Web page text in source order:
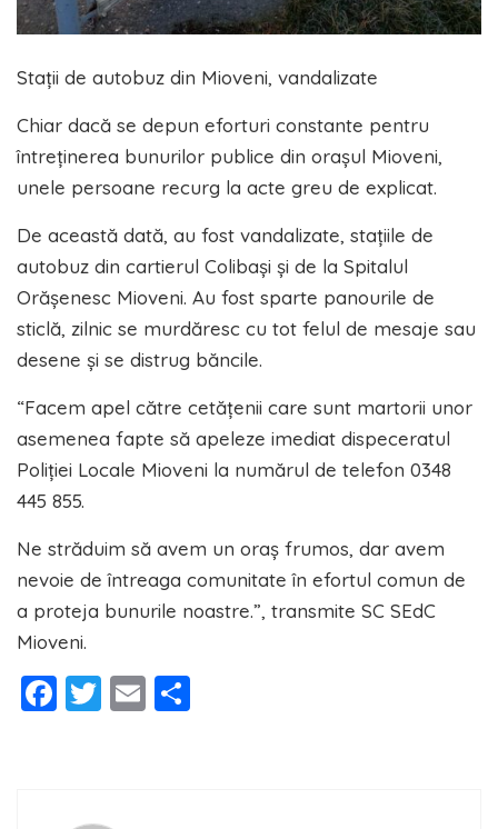
Stații de autobuz din Mioveni, vandalizate
Chiar dacă se depun eforturi constante pentru
întreținerea bunurilor publice din orașul Mioveni,
unele persoane recurg la acte greu de explicat.
De această dată, au fost vandalizate, stațiile de
autobuz din cartierul Colibași și de la Spitalul
Orășenesc Mioveni. Au fost sparte panourile de
sticlă, zilnic se murdăresc cu tot felul de mesaje sau
desene și se distrug băncile.
“Facem apel către cetățenii care sunt martorii unor
asemenea fapte să apeleze imediat dispeceratul
Poliției Locale Mioveni la numărul de telefon 0348
445 855.
Ne străduim să avem un oraș frumos, dar avem
nevoie de întreaga comunitate în efortul comun de
a proteja bunurile noastre.”, transmite SC SEdC
Mioveni.
Facebook
Twitter
Email